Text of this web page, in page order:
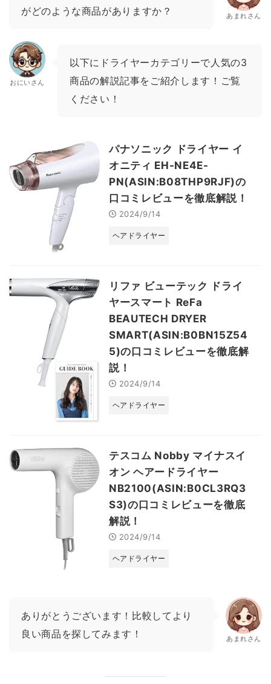
がどのような商品がありますか？
あまれさん
おにいさん
以下にドライヤーカテゴリーで人気の3
商品の解説記事をご紹介します！ご覧
ください！
パナソニック ドライヤー イ
オニティ EH-NE4E-
PN(ASIN:B08THP9RJF)の
口コミレビューを徹底解説！
2024/9/14
ヘアドライヤー
リファ ビューテック ドライ
ヤースマート ReFa
BEAUTECH DRYER
SMART(ASIN:B0BN15Z54
5)の口コミレビューを徹底解
説！
2024/9/14
ヘアドライヤー
テスコム Nobby マイナスイ
オン ヘアードライヤー
NB2100(ASIN:B0CL3RQ3
S3)の口コミレビューを徹底
解説！
2024/9/14
ヘアドライヤー
ありがとうございます！比較してより
良い商品を探してみます！
あまれさん